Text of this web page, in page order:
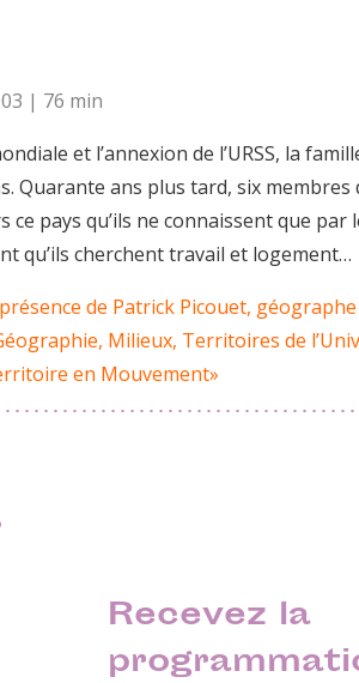
| 76 min
et l’annexion de l’URSS, la
Quarante ans plus tard, six membres
pays qu’ils ne connaissent que
qu’ils cherchent travail et logement…
de Patrick Picouet,
Milieux, Territoires de
en Mouvement»
Recevez la